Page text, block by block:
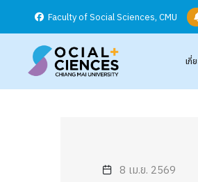
Faculty of Social Sciences, CMU
เกี่
8 เม.ย. 2569